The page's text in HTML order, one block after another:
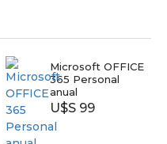
Microsoft OFFICE
365 Personal
anual
U$S 99